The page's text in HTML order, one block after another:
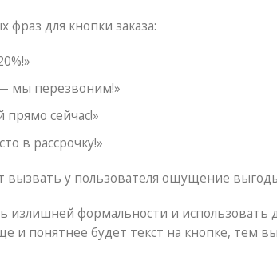
для кнопки заказа:
мы перезвоним!»
прямо сейчас!»
в рассрочку!»
вызвать у пользователя ощущение
излишней формальности и
и понятнее будет текст на кнопке, тем